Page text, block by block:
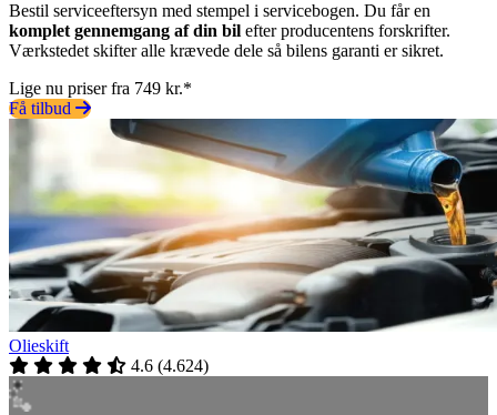
Bestil serviceeftersyn med stempel i servicebogen. Du får en
komplet gennemgang af din bil efter producentens forskrifter.
Værkstedet skifter alle krævede dele så bilens garanti er sikret.
Lige nu priser fra 749 kr.*
Få tilbud
Olieskift
4.6 (4.624)